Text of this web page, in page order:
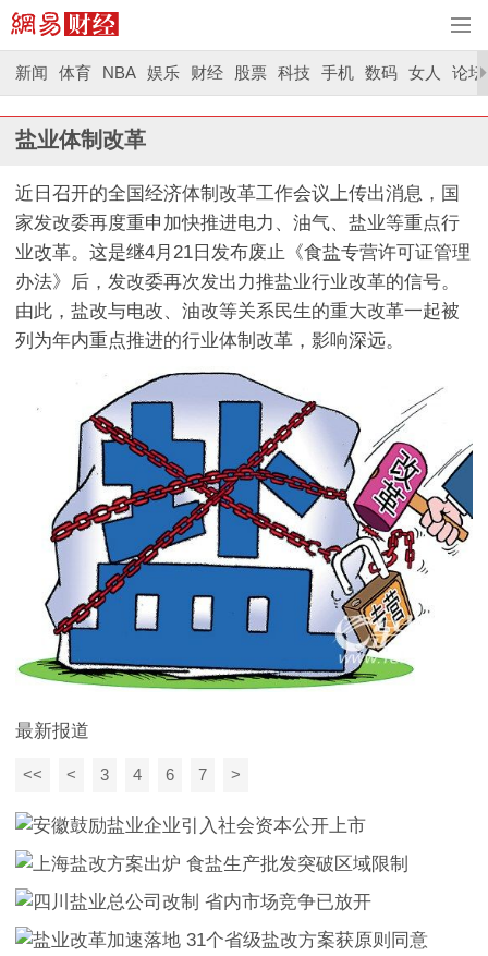
新闻 体育 NBA 娱乐 财经 股票 科技 手机 数码 女人 论坛
盐业体制改革
近日召开的全国经济体制改革工作会议上传出消息，国
家发改委再度重申加快推进电力、油气、盐业等重点行
业改革。这是继4月21日发布废止《食盐专营许可证管理
办法》后，发改委再次发出力推盐业行业改革的信号。
由此，盐改与电改、油改等关系民生的重大改革一起被
列为年内重点推进的行业体制改革，影响深远。
最新报道
<< < 3 4 6 7 >